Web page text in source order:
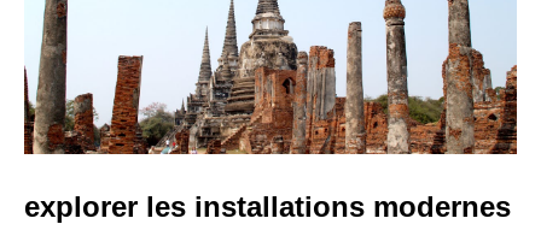
explorer les installations modernes